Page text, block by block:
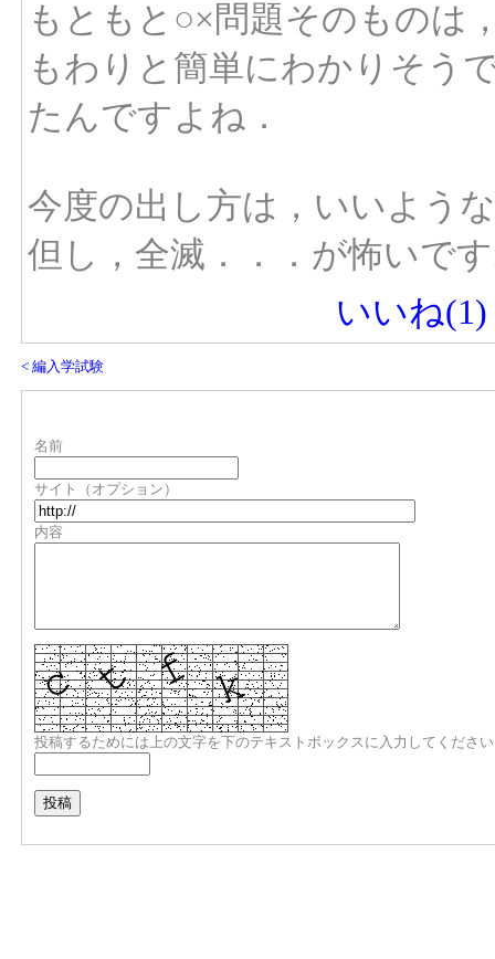
もともと○×問題そのものは
もわりと簡単にわかりそう
たんですよね．
今度の出し方は，いいよう
但し，全滅．．．が怖いで
いいね(1)
< 編入学試験
名前
サイト（オプション）
内容
投稿するためには上の文字を下のテキストボックスに入力してくださ